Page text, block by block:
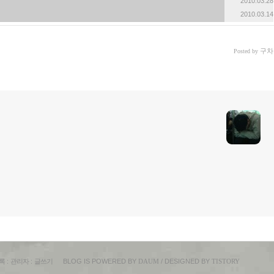
2010.03.14
Posted by 구
: 관리자: 글쓰기 BLOG IS POWERED BY DAUM / DESIGNED BY TISTORY